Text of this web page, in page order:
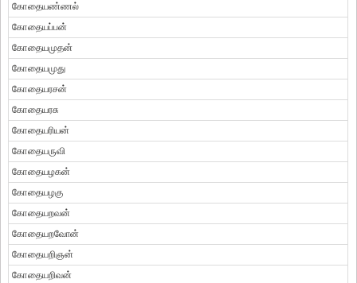
கோதையண்ணல்
கோதையப்பன்
கோதையமுதன்
கோதையமுது
கோதையரசன்
கோதையரசு
கோதையரியன்
கோதையருவி
கோதையழகன்
கோதையழகு
கோதையறவன்
கோதையறவோன்
கோதையறிஞன்
கோதையறிவன்